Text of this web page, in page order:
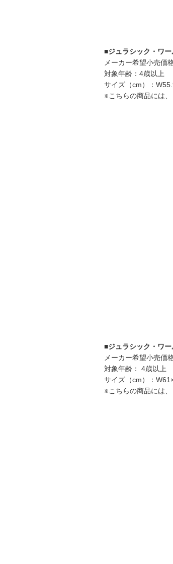
■ジュラシック・ワ
メーカー希望小売価
対象年齢：4歳以上
サイズ（cm）：
※こちらの商品には
■ジュラシック・ワ
メーカー希望小売価
対象年齢： 4歳以上
サイズ（cm）：
※こちらの商品には